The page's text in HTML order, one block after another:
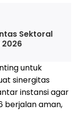
Sektoral
untuk
sinergitas
instansi agar
berjalan aman,